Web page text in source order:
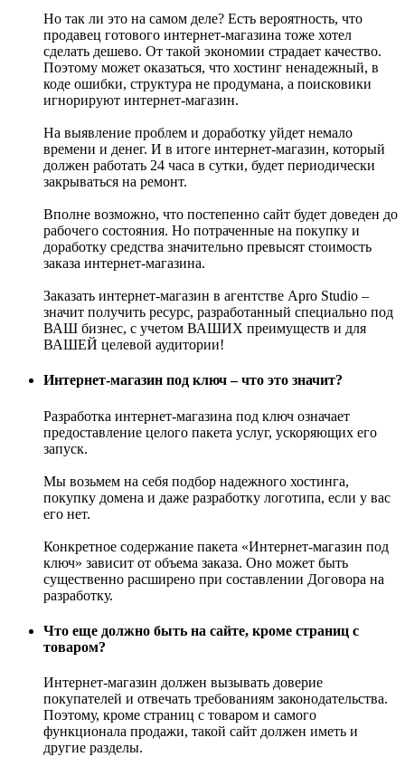
Но так ли это на самом деле? Есть вероятность, что
продавец готового интернет-магазина тоже хотел
сделать дешево. От такой экономии страдает качество.
Поэтому может оказаться, что хостинг ненадежный, в
коде ошибки, структура не продумана, а поисковики
игнорируют интернет-магазин.
На выявление проблем и доработку уйдет немало
времени и денег. И в итоге интернет-магазин, который
должен работать 24 часа в сутки, будет периодически
закрываться на ремонт.
Вполне возможно, что постепенно сайт будет доведен до
рабочего состояния. Но потраченные на покупку и
доработку средства значительно превысят стоимость
заказа интернет-магазина.
Заказать интернет-магазин в агентстве Apro Studio –
значит получить ресурс, разработанный специально под
ВАШ бизнес, с учетом ВАШИХ преимуществ и для
ВАШЕЙ целевой аудитории!
Интернет-магазин под ключ – что это значит?
Разработка интернет-магазина под ключ означает
предоставление целого пакета услуг, ускоряющих его
запуск.
Мы возьмем на себя подбор надежного хостинга,
покупку домена и даже разработку логотипа, если у вас
его нет.
Конкретное содержание пакета «Интернет-магазин под
ключ» зависит от объема заказа. Оно может быть
существенно расширено при составлении Договора на
разработку.
Что еще должно быть на сайте, кроме страниц с
товаром?
Интернет-магазин должен вызывать доверие
покупателей и отвечать требованиям законодательства.
Поэтому, кроме страниц с товаром и самого
функционала продажи, такой сайт должен иметь и
другие разделы.